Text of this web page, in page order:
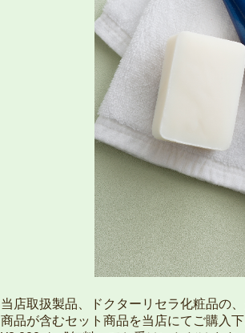
当店取扱製品、ドクターリセラ化粧品の
商品が含むセット商品を当店にてご購入